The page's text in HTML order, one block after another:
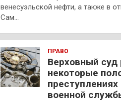
венесуэльской нефти, а также в
Сам…
ПРАВО
Верховный суд
некоторые
преступлениях
военной